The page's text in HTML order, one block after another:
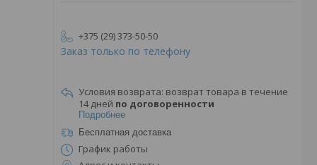
+375 (29) 373-50-50
Заказ только по телефону
возврат товара в течение
14 дней по договоренности
Подробнее
Бесплатная доставка
График работы